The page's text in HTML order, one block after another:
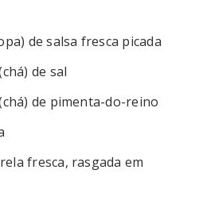
de salsa fresca picada
de sal
de pimenta-do-reino
fresca, rasgada em